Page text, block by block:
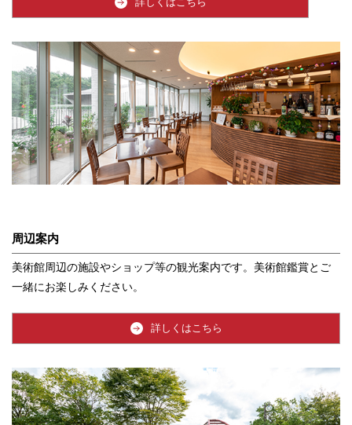
周辺案内
美術館周辺の施設やショップ等の観光案内です。美術館鑑賞とご
一緒にお楽しみください。
詳しくはこちら